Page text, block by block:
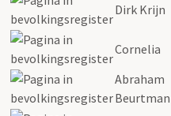
Dirk Krijn
Cornelia
Abraham
Beurtman